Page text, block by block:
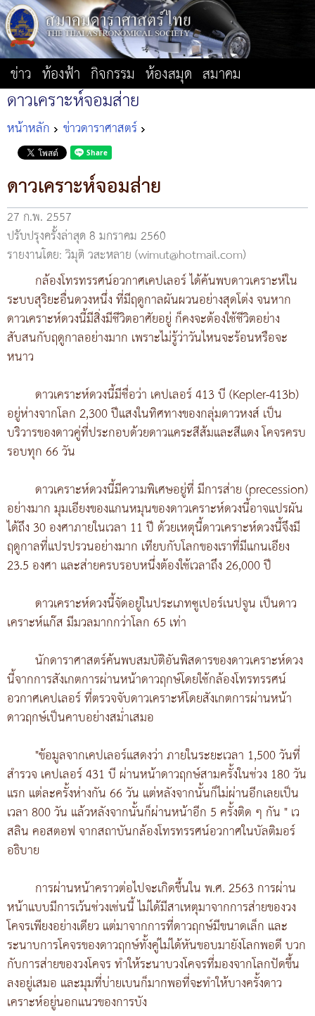
ข่าว ท้องฟ้า กิจกรรม ห้องสมุด สมาคม
ดาวเคราะห์จอมส่าย
หน้าหลัก ข่าวดาราศาสตร์
ดาวเคราะห์จอมส่าย
27 ก.พ. 2557
ปรับปรุงครั้งล่าสุด 8 มกราคม 2560
รายงานโดย: วิมุติ วสะหลาย (wimut@hotmail.com)
กล้องโทรทรรศน์อวกาศเคปเลอร์ ได้ค้นพบดาวเคราะห์ใน
ระบบสุริยะอื่นดวงหนึ่ง ที่มีฤดูกาลผันผวนอย่างสุดโต่ง จนหาก
ดาวเคราะห์ดวงนี้มีสิ่งมีชีวิตอาศัยอยู่ ก็คงจะต้องใช้ชีวิตอย่าง
สับสนกับฤดูกาลอย่างมาก เพราะไม่รู้ว่าวันไหนจะร้อนหรือจะ
หนาว
ดาวเคราะห์ดวงนี้มีชื่อว่า เคปเลอร์ 413 บี (Kepler-413b)
อยู่ห่างจากโลก 2,300 ปีแสงในทิศทางของกลุ่มดาวหงส์ เป็น
บริวารของดาวคู่ที่ประกอบด้วยดาวแคระสีส้มและสีแดง โคจรครบ
รอบทุก 66 วัน
ดาวเคราะห์ดวงนี้มีความพิเศษอยู่ที่ มีการส่าย (precession)
อย่างมาก มุมเอียงของแกนหมุนของดาวเคราะห์ดวงนี้อาจแปรผัน
ได้ถึง 30 องศาภายในเวลา 11 ปี ด้วยเหตุนี้ดาวเคราะห์ดวงนี้จึงมี
ฤดูกาลที่แปรปรวนอย่างมาก เทียบกับโลกของเราที่มีแกนเอียง
23.5 องศา และส่ายครบรอบหนึ่งต้องใช้เวลาถึง 26,000 ปี
ดาวเคราะห์ดวงนี้จัดอยู่ในประเภทซูเปอร์เนปจูน เป็นดาว
เคราะห์แก๊ส มีมวลมากกว่าโลก 65 เท่า
นักดาราศาสตร์ค้นพบสมบัติอันพิสดารของดาวเคราะห์ดวง
นี้จากการสังเกตการผ่านหน้าดาวฤกษ์โดยใช้กล้องโทรทรรศน์
อวกาศเคปเลอร์ ที่ตรวจจับดาวเคราะห์โดยสังเกตการผ่านหน้า
ดาวฤกษ์เป็นคาบอย่างสม่ำเสมอ
"ข้อมูลจากเคปเลอร์แสดงว่า ภายในระยะเวลา 1,500 วันที่
สำรวจ เคปเลอร์ 431 บี ผ่านหน้าดาวฤกษ์สามครั้งในช่วง 180 วัน
แรก แต่ละครั้งห่างกัน 66 วัน แต่หลังจากนั้นก็ไม่ผ่านอีกเลยเป็น
เวลา 800 วัน แล้วหลังจากนั้นก็ผ่านหน้าอีก 5 ครั้งติด ๆ กัน " เว
สลิน คอสตอฟ จากสถาบันกล้องโทรทรรศน์อวกาศในบัลติมอร์
อธิบาย
การผ่านหน้าคราวต่อไปจะเกิดขึ้นใน พ.ศ. 2563 การผ่าน
หน้าแบบมีการเว้นช่วงเช่นนี้ ไม่ได้มีสาเหตุมาจากการส่ายของวง
โคจรเพียงอย่างเดียว แต่มาจากการที่ดาวฤกษ์มีขนาดเล็ก และ
ระนาบการโคจรของดาวฤกษ์ทั้งคู่ไม่ได้หันขอบมายังโลกพอดี บวก
กับการส่ายของวงโคจร ทำให้ระนาบวงโคจรที่มองจากโลกปัดขึ้น
ลงอยู่เสมอ และมุมที่บ่ายเบนก็มากพอที่จะทำให้บางครั้งดาว
เคราะห์อยู่นอกแนวของการบัง